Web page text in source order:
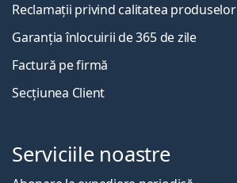
Reclamații privind calitatea produselor
Garanția înlocuirii de 365 de zile
Factură pe firmă
Secțiunea Client
Serviciile noastre